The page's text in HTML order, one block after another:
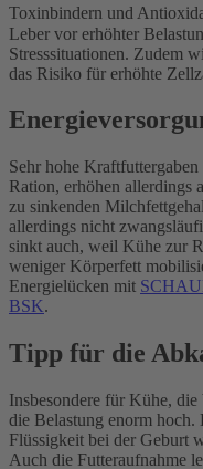
Toxinbindern und
Leber vor erhöhter
Stresssituationen. Zudem
das Risiko für erhöhte
Sehr hohe
Ration, erhöhen allerdings
zu sinkenden
allerdings nicht
sinkt auch, weil Kühe zur
weniger Körperfett
Energielücken mit
BSK.
Tipp für die
Insbesondere für Kühe,
die Belastung enorm
Flüssigkeit bei der Geburt
Auch die Futteraufnahme